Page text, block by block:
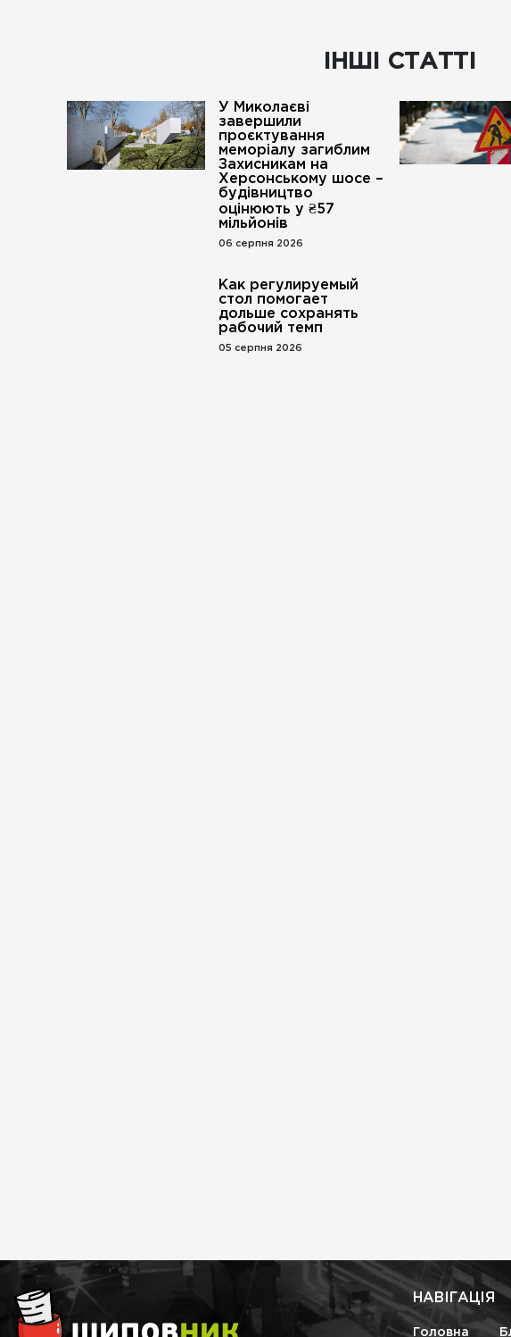
ІНШІ СТАТТІ
У Миколаєві
завершили
проєктування
меморіалу загиблим
Захисникам на
Херсонському шосе –
будівництво
оцінюють у ₴57
мільйонів
06 серпня 2026
Как регулируемый
стол помогает
дольше сохранять
рабочий темп
05 серпня 2026
НАВІГАЦІЯ
Головна